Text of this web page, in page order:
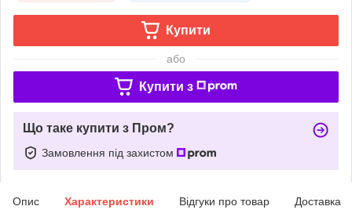
Купити
або
Купити з
Що таке купити з Пром?
Замовлення під захистом
Опис Характеристики Відгуки про товар Доставка